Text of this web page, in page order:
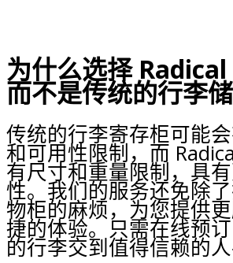
为什么选择
而不是传统的行李
传统的行李寄存柜可能
和可用性限制，而
有尺寸和重量限制，具
性。我们的服务还免除
物柜的麻烦，为您提供
捷的体验。只需在线预
的行李交到值得信赖的人